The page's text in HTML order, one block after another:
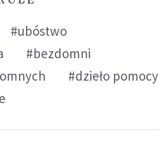
#ubóstwo
#bezdomni
#dzieło pomocy